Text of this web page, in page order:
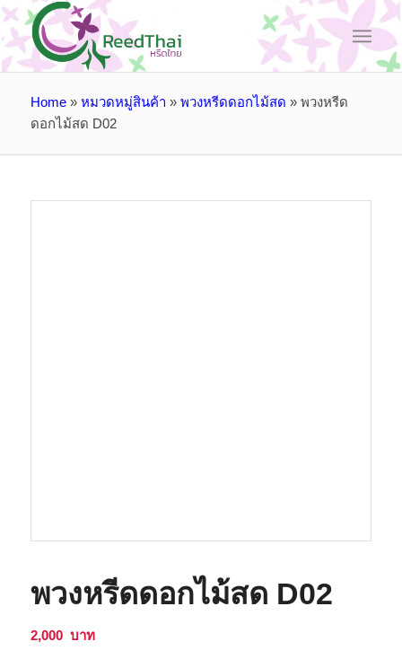
Home » หมวดหมู่สินค้า » พวงหรีดดอกไม้สด » พวงหรีด
ดอกไม้สด D02
พวงหรีดดอกไม้สด D02
2,000 บาท